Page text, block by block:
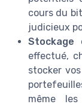
cours du
judicieux
Stockage
effectué,
stocker
même